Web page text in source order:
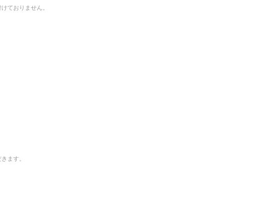
ておりません。
ます。